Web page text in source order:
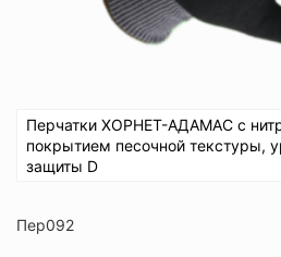
Перчатки ХОРНЕТ-АДАМАС с
покрытием песочной текстуры,
защиты D
Пер092